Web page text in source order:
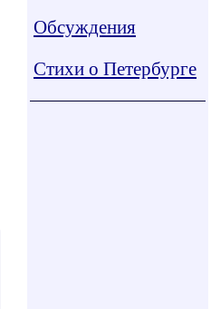
Обсуждения
Стихи о Петербурге